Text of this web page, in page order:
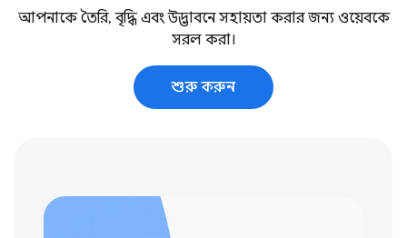
আপনাকে তৈরি, বৃদ্ধি এবং উদ্ভাবনে সহায়তা করার জন্য ওয়েবকে
সরল করা।
শুরু করুন